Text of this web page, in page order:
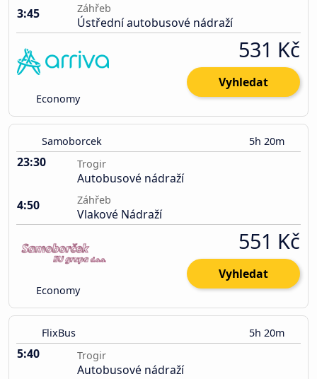
3:45
Záhřeb
Ústřední autobusové nádraží
Economy
531 Kč
Vyhledat
Samoborcek 5h 20m
23:30 Trogir
Autobusové nádraží
4:50
Záhřeb
Vlakové Nádraží
Economy
551 Kč
Vyhledat
FlixBus 5h 20m
5:40 Trogir
Autobusové nádraží